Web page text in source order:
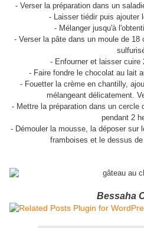
- Verser la préparation dans un
- Laisser tiédir puis ajouter
- Mélanger jusqu'à
- Verser la pâte dans un moule de
- Enfourner et laisser cuire
- Faire fondre le chocolat au lait
- Fouetter la crème en chantilly,
mélangeant délicatement.
- Mettre la préparation dans un cercle
pendant 2
- Démouler la mousse, la déposer sur
framboises et le dessus
Bessaha